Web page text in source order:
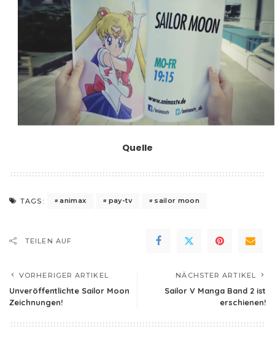
Quelle
TAGS: animax pay-tv sailor moon
TEILEN AUF
VORHERIGER ARTIKEL
Unveröffentlichte Sailor Moon
Zeichnungen!
NÄCHSTER ARTIKEL
Sailor V Manga Band 2 ist
erschienen!